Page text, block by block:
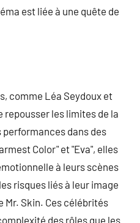
est liée à une quête de
comme Léa Seydoux et
les limites de la
dans des
Color" et "Eva", elles
à leurs scènes
risques liés à leur image
Mr. Skin. Ces célébrités
des rôles que les